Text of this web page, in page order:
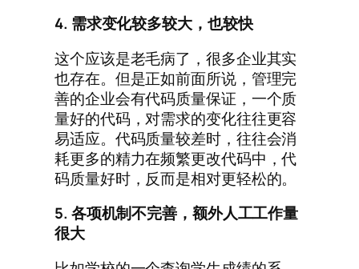
4. 需求变化较多较大，也较快
这个应该是老毛病了，很多企业其实
也存在。但是正如前面所说，管理完
善的企业会有代码质量保证，一个质
量好的代码，对需求的变化往往更容
易适应。代码质量较差时，往往会消
耗更多的精力在频繁更改代码中，代
码质量好时，反而是相对更轻松的。
5. 各项机制不完善，额外人工工作量
很大